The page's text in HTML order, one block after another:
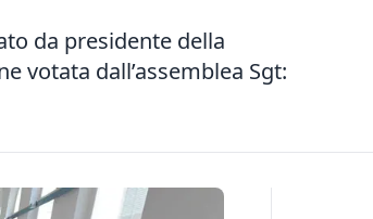
da presidente della
votata dall’assemblea Sgt: